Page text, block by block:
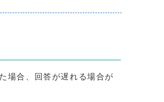
場合、回答が遅れる場合が